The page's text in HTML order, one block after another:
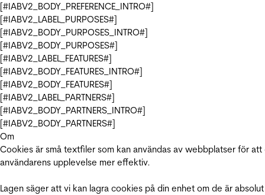
[#IABV2_BODY_PREFERENCE_INTRO#]
[#IABV2_LABEL_PURPOSES#]
[#IABV2_BODY_PURPOSES_INTRO#]
[#IABV2_BODY_PURPOSES#]
[#IABV2_LABEL_FEATURES#]
[#IABV2_BODY_FEATURES_INTRO#]
[#IABV2_BODY_FEATURES#]
[#IABV2_LABEL_PARTNERS#]
[#IABV2_BODY_PARTNERS_INTRO#]
[#IABV2_BODY_PARTNERS#]
Om
Cookies är små textfiler som kan användas av webbplatser för att
användarens upplevelse mer effektiv.
Lagen säger att vi kan lagra cookies på din enhet om de är absolut